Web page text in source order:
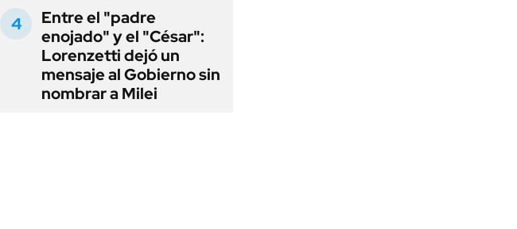
Entre el "padre
enojado" y el "César":
Lorenzetti dejó un
mensaje al Gobierno sin
nombrar a Milei